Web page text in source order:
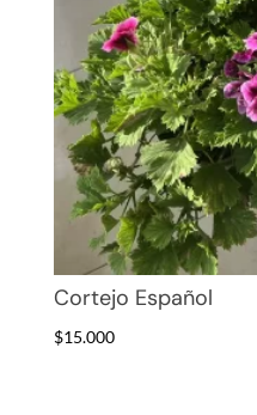
Cortejo Español
$15.000